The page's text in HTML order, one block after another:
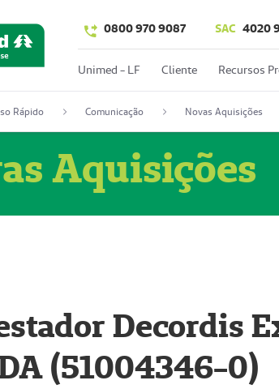
0800 970 9087 SAC 4020
Unimed - LF Cliente Recursos
Rápido Comunicação Novas Aquisições
Aquisições
Decordis
(51004346-0)